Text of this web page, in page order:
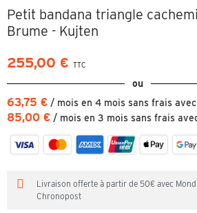
Petit bandana triangle
Brume - Kujten
255,00 € TTC
ou
63,75 € / mois en 4 mois sans frais
85,00 € / mois en 3 mois sans frais
Livraison offerte à partir de 50€ avec
Chronopost